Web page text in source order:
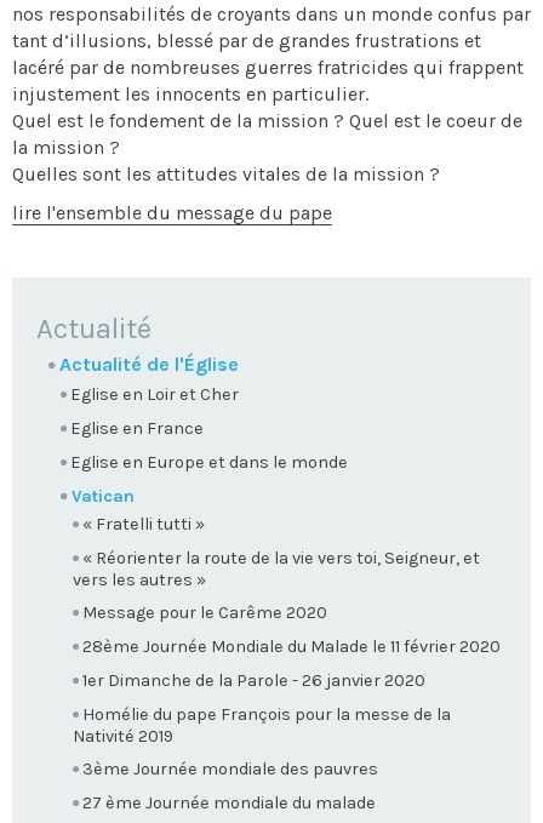
nos responsabilités de croyants dans un monde confus par
tant d’illusions, blessé par de grandes frustrations et
lacéré par de nombreuses guerres fratricides qui frappent
injustement les innocents en particulier.
Quel est le fondement de la mission ? Quel est le coeur de
la mission ?
Quelles sont les attitudes vitales de la mission ?
lire l'ensemble du message du pape
NAVIGATION
Actualité
Actualité de l'Église
Eglise en Loir et Cher
Eglise en France
Eglise en Europe et dans le monde
Vatican
« Fratelli tutti »
« Réorienter la route de la vie vers toi, Seigneur, et
vers les autres »
Message pour le Carême 2020
28ème Journée Mondiale du Malade le 11 février 2020
1er Dimanche de la Parole - 26 janvier 2020
Homélie du pape François pour la messe de la
Nativité 2019
3ème Journée mondiale des pauvres
27 ème Journée mondiale du malade